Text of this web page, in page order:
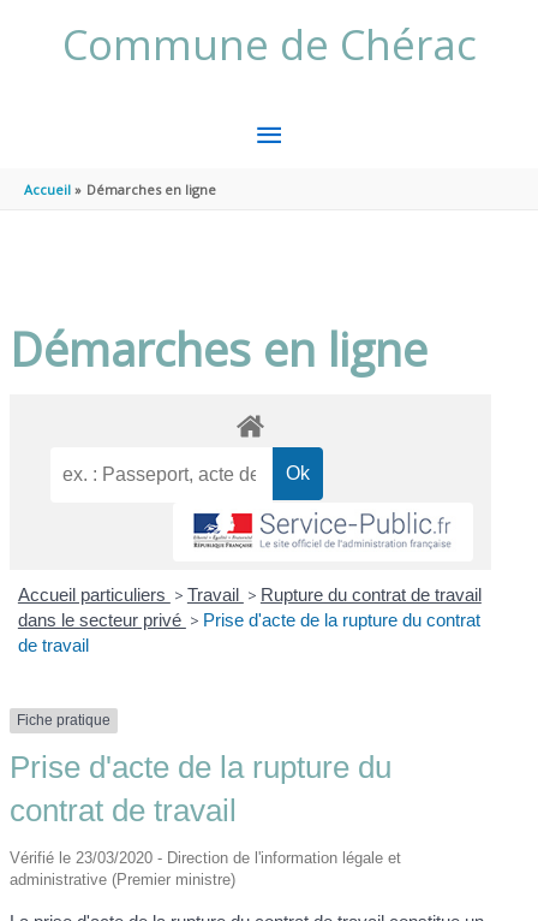
Commune de Chérac
MENU
Accueil Démarches en ligne
Démarches en ligne
Accueil particuliers > Travail > Rupture du contrat de travail
dans le secteur privé > Prise d'acte de la rupture du contrat
de travail
Fiche pratique
Prise d'acte de la rupture du
contrat de travail
Vérifié le 23/03/2020 - Direction de l'information légale et
administrative (Premier ministre)